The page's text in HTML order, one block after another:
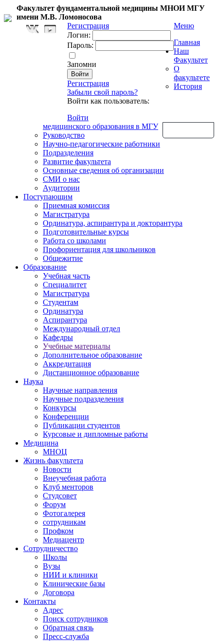
Факультет фундаментальной медицины МНОИ МГУ
имени М.В. Ломоносова
Регистрация
Логин:
Пароль:
Запомни
Регистрация
Забыли свой пароль?
Войти как пользователь:
Войти
Меню
Главная
Наш
Факультет
О
факультете
История
медицинского образования в МГУ
Руководство
Научно-педагогические работники
Подразделения
Развитие факультета
Основные сведения об организации
СМИ о нас
Аудитории
Поступающим
Приемная комиссия
Магистратура
Ординатура, аспирантура и докторантура
Подготовительные курсы
Работа со школами
Профориентация для школьников
Общежитие
Образование
Учебная часть
Специалитет
Магистратура
Студентам
Ординатура
Аспирантура
Международный отдел
Кафедры
Учебные материалы
Дополнительное образование
Аккредитация
Дистанционное образование
Наука
Научные направления
Научные подразделения
Конкурсы
Конференции
Публикации студентов
Курсовые и дипломные работы
Медицина
МНОЦ
Жизнь факультета
Новости
Внеучебная работа
Клуб менторов
Студсовет
Форум
Фотогалерея
сотрудникам
Профком
Медиацентр
Сотрудничество
Школы
Вузы
НИИ и клиники
Клинические базы
Договора
Контакты
Адрес
Поиск сотрудников
Обратная связь
Пресс-служба